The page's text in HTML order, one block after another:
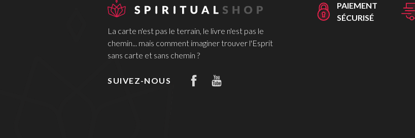
La carte n'est pas le terrain, le livre n'est pas le
chemin... mais comment imaginer trouver l'Esprit
sans carte et sans chemin ?
SUIVEZ-NOUS
PAIEMENT
SÉCURISÉ